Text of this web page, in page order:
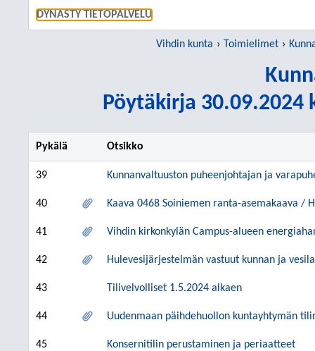
DYNASTY TIETOPALVELU
Vihdin kunta Toimielimet
Pöytäkirja 30.09.2024
Pykälä Otsikko
39 Kunnanvaltuuston puheenjohtajan ja
40 Kaava 0468 Soiniemen ranta-asemakaava /
41 Vihdin kirkonkylän Campus-alueen
42 Hulevesijärjestelmän vastuut kunnan ja
43 Tilivelvolliset 1.5.2024 alkaen
44 Uudenmaan päihdehuollon kuntayhtymän
45 Konsernitilin perustaminen ja periaatteet